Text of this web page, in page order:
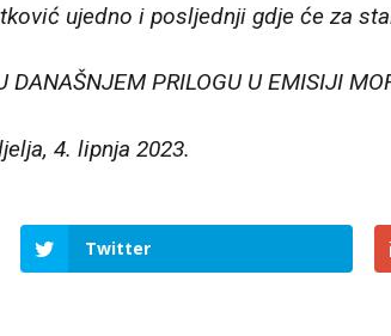
ujedno i posljednji gdje će za
DANAŠNJEM PRILOGU U EMISIJI
4. lipnja 2023.
Twitter